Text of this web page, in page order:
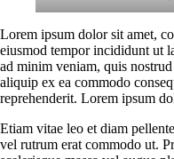
Lorem ipsum dolor sit amet,
eiusmod tempor incididunt ut
ad minim veniam, quis
aliquip ex ea commodo
reprehenderit. Lorem ipsum
Etiam vitae leo et diam
vel rutrum erat commodo ut.